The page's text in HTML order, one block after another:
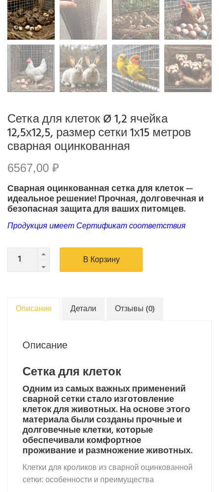
Сетка для клеток Ø 1,2 ячейка
12,5х12,5, размер сетки 1х15 метров
сварная оцинкованная
6567,00 ₽
Сварная оцинкованная сетка для клеток —
идеальное решение! Прочная, долговечная и
безопасная защита для ваших питомцев.
Продукция имеет Сертификат соответствия
Сетка
для
1,2
ячейка
размер
сетки
метров
сварная
оцинкованная
quantity
В Корзину
Описание Детали Отзывы (0)
Описание
Сетка для клеток
Одним из самых важных применений
сварной сетки стало изготовление
клеток для животных. На основе этого
материала были созданы прочные и
долговечные клетки, которые
обеспечивали комфортное
проживание и размножение животных.
Клетки для кроликов из сварной оцинкованной
сетки: особенности и преимущества